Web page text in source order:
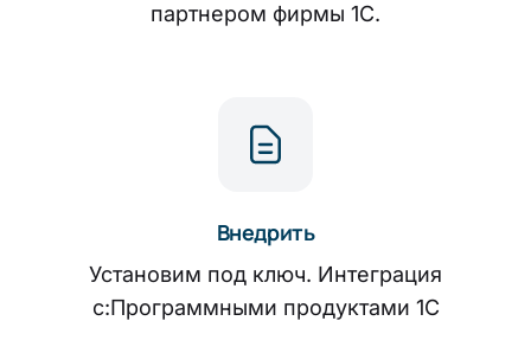
партнером фирмы 1С.
Внедрить
Установим под ключ. Интеграция
с:Программными продуктами 1С